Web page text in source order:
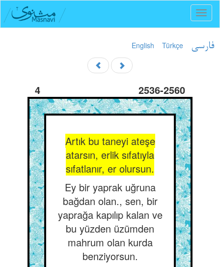
English Türkçe فارسی
4 2536-2560
Artık bu taneyi ateşe
atarsın, erlik sıfatıyla
sıfatlanır, er olursun.
Ey bir yaprak uğruna
bağdan olan., sen, bir
yaprağa kapılıp kalan ve
bu yüzden üzümden
mahrum olan kurda
benziyorsun.